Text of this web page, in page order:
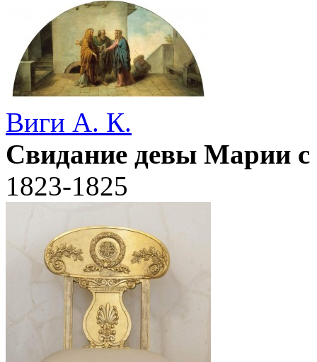
Виги А. К.
Свидание девы Марии с
1823-1825